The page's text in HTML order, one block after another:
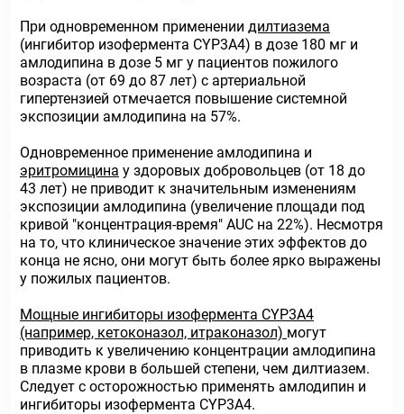
При одновременном применении дилтиазема
(ингибитор изофермента CYP3A4) в дозе 180 мг и
амлодипина в дозе 5 мг у пациентов пожилого
возраста (от 69 до 87 лет) с артериальной
гипертензией отмечается повышение системной
экспозиции амлодипина на 57%.
Одновременное применение амлодипина и
эритромицина у здоровых добровольцев (от 18 до
43 лет) не приводит к значительным изменениям
экспозиции амлодипина (увеличение площади под
кривой "концентрация-время" AUC на 22%). Несмотря
на то, что клиническое значение этих эффектов до
конца не ясно, они могут быть более ярко выражены
у пожилых пациентов.
Мощные ингибиторы изофермента CYP3A4
(например, кетоконазол, итраконазол) могут
приводить к увеличению концентрации амлодипина
в плазме крови в большей степени, чем дилтиазем.
Следует с осторожностью применять амлодипин и
ингибиторы изофермента CYP3A4.